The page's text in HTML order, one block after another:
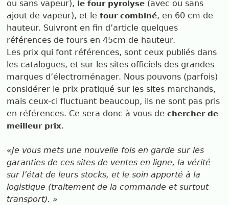
ou sans vapeur),
le four pyrolyse (avec ou sans
ajout de vapeur), et lefour combiné, en 60 cm de
hauteur. Suivront en fin d’article quelques
références de fours en 45cm de hauteur.
Les prix qui font références, sont ceux publiés dans
les catalogues, et sur les sites officiels des grandes
marques d’électroménager. Nous pouvons (parfois)
considérer le prix pratiqué sur les sites marchands,
mais ceux-ci fluctuant beaucoup, ils ne sont pas pris
en références. Ce sera donc à vous dechercher de
meilleur prix.
Je vous mets une nouvelle fois en garde sur les
garanties de ces sites de ventes en ligne, la vérité
sur l’état de leurs stocks, et le soin apporté à la
logistique (traitement de la commande et surtout
transport).